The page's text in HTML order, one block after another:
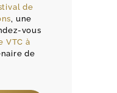
de
, une
vous
VTC à
de